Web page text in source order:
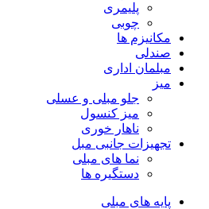
پلیمری
چوبی
مکانیزم ها
صندلی
مبلمان اداری
میز
جلو مبلی و عسلی
میز کنسول
ناهار خوری
تجهیزات جانبی مبل
نما های مبلی
دستگیره ها
پایه های مبلی